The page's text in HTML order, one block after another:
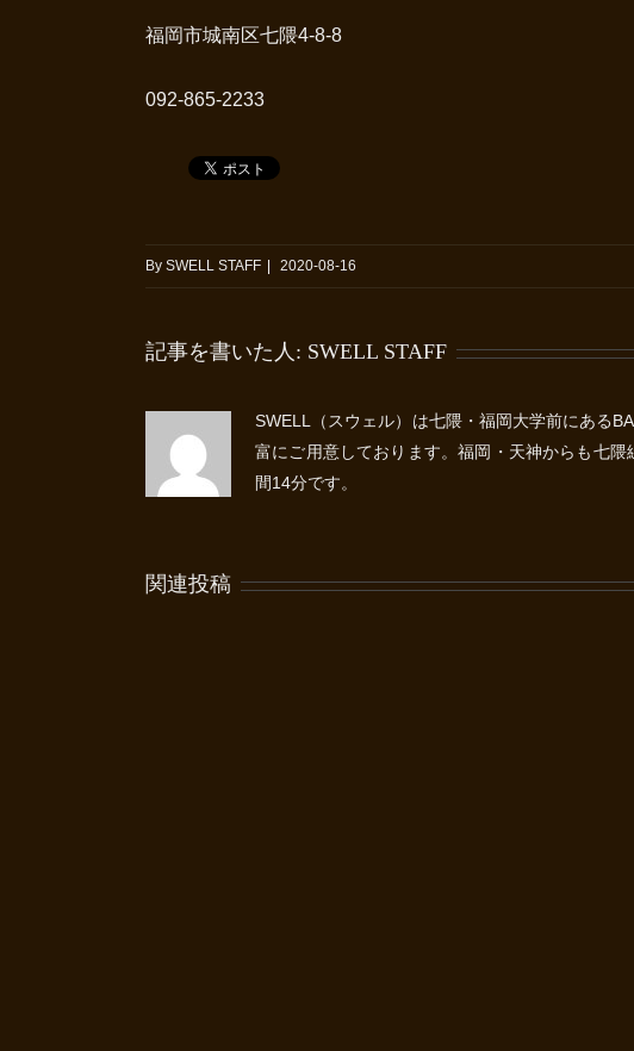
福岡市城南区七隈4-8-8
092-865-2233
By SWELL STAFF 2020-08-16
記事を書いた人: SWELL STAFF
SWELL（スウェル）は七隈・福岡大学前にある
富にご用意しております。福岡・天神からも七
間14分です。
関連投稿